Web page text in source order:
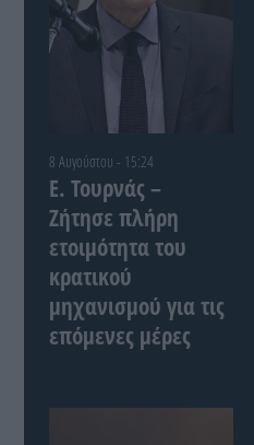
8 Αυγούστου - 15:24
Ε. Τουρνάς –
Ζήτησε πλήρη
ετοιμότητα του
κρατικού
μηχανισμού για τις
επόμενες μέρες